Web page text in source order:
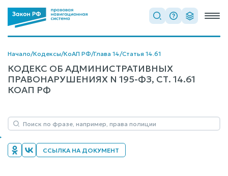
Начало/Кодексы/КоАП РФ/Глава 14/Статья 14.61
КОДЕКС ОБ АДМИНИСТРАТИВНЫХ
ПРАВОНАРУШЕНИЯХ N 195-ФЗ, СТ. 14.61
КОАП РФ
ССЫЛКА НА ДОКУМЕНТ